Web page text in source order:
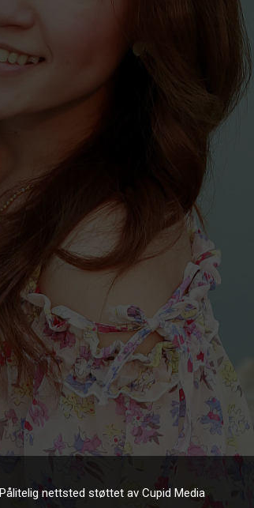
Pålitelig nettsted støttet av Cupid Media